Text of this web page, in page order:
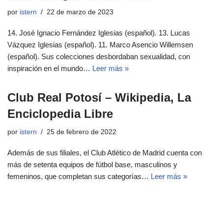
por istern 22 de marzo de 2023
14. José Ignacio Fernández Iglesias (español). 13. Lucas
Vázquez Iglesias (español). 11. Marco Asencio Willemsen
(español). Sus colecciones desbordaban sexualidad, con
inspiración en el mundo… Leer más »
Club Real Potosí – Wikipedia, La
Enciclopedia Libre
por istern 25 de febrero de 2022
Además de sus filiales, el Club Atlético de Madrid cuenta con
más de setenta equipos de fútbol base, masculinos y
femeninos, que completan sus categorías… Leer más »